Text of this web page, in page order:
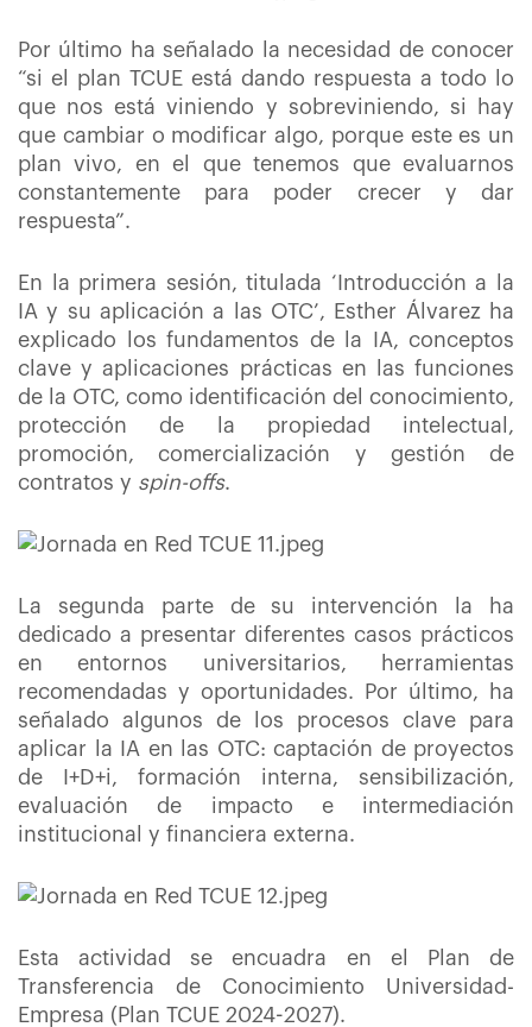
Por último ha señalado la necesidad de conocer
“si el plan TCUE está dando respuesta a todo lo
que nos está viniendo y sobreviniendo, si hay
que cambiar o modificar algo, porque este es un
plan vivo, en el que tenemos que evaluarnos
constantemente para poder crecer y dar
respuesta”.
En la primera sesión, titulada ‘Introducción a la
IA y su aplicación a las OTC’, Esther Álvarez ha
explicado los fundamentos de la IA, conceptos
clave y aplicaciones prácticas en las funciones
de la OTC, como identificación del conocimiento,
protección de la propiedad intelectual,
promoción, comercialización y gestión de
contratos y spin-offs.
La segunda parte de su intervención la ha
dedicado a presentar diferentes casos prácticos
en entornos universitarios, herramientas
recomendadas y oportunidades. Por último, ha
señalado algunos de los procesos clave para
aplicar la IA en las OTC: captación de proyectos
de I+D+i, formación interna, sensibilización,
evaluación de impacto e intermediación
institucional y financiera externa.
Esta actividad se encuadra en el Plan de
Transferencia de Conocimiento Universidad-
Empresa (Plan TCUE 2024-2027).